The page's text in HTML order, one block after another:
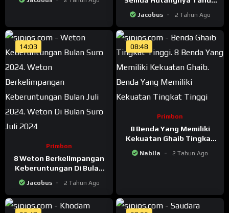
Jacobus 2 Tahun Ago
14:03
Primbon
8 Weton Berkelimpangan
Keberuntungan Di Bulan
Jacobus 2 Tahun Ago
08:48
Primbon
8 Benda Yang Memiliki
Kekuatan Ghaib Tingkat
Nabila 2 Tahun Ago